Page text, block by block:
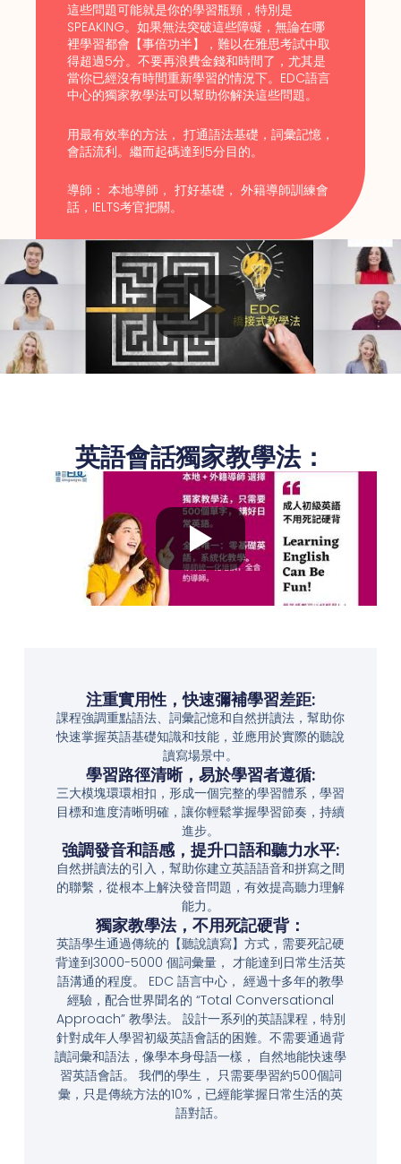
這些問題可能就是你的學習瓶頸，特別是
SPEAKING。如果無法突破這些障礙，無論在哪
裡學習都會【事倍功半】，難以在雅思考試中取
得超過5分。不要再浪費金錢和時間了，尤其是
當你已經沒有時間重新學習的情況下。EDC語言
中心的獨家教學法可以幫助你解決這些問題。
用最有效率的方法， 打通語法基礎，詞彙記憶，
會話流利。繼而起碼達到5分目的。
導師： 本地導師， 打好基礎， 外籍導師訓練會
話，IELTS考官把關。
注重實用性，快速彌補學習差距:
課程強調重點語法、詞彙記憶和自然拼讀法，幫助你
快速掌握英語基礎知識和技能，並應用於實際的聽說
讀寫場景中。
學習路徑清晰，易於學習者遵循:
三大模塊環環相扣，形成一個完整的學習體系，學習
目標和進度清晰明確，讓你輕鬆掌握學習節奏，持續
進步。
強調發音和語感，提升口語和聽力水平:
自然拼讀法的引入，幫助你建立英語語音和拼寫之間
的聯繫，從根本上解決發音問題，有效提高聽力理解
能力。
獨家教學法，不用死記硬背：
英語學生通過傳統的【聽說讀寫】方式，需要死記硬
背達到3000-5000 個詞彙量， 才能達到日常生活英
語溝通的程度。 EDC 語言中心， 經過十多年的教學
經驗，配合世界聞名的 “Total Conversational
Approach” 教學法。 設計一系列的英語課程，特別
針對成年人學習初級英語會話的困難。不需要通過背
讀詞彙和語法，像學本身母語一樣， 自然地能快速學
習英語會話。 我們的學生， 只需要學習約500個詞
彙，只是傳統方法的10%，已經能掌握日常生活的英
語對話。
英語會話獨家教學法：